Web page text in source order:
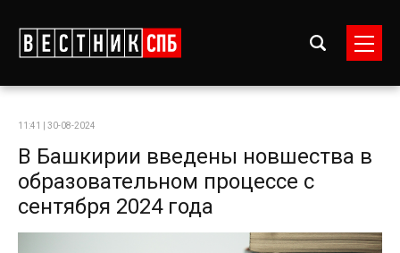
11:41 | 30-08-2024
В Башкирии введены новшества в
образовательном процессе с
сентября 2024 года